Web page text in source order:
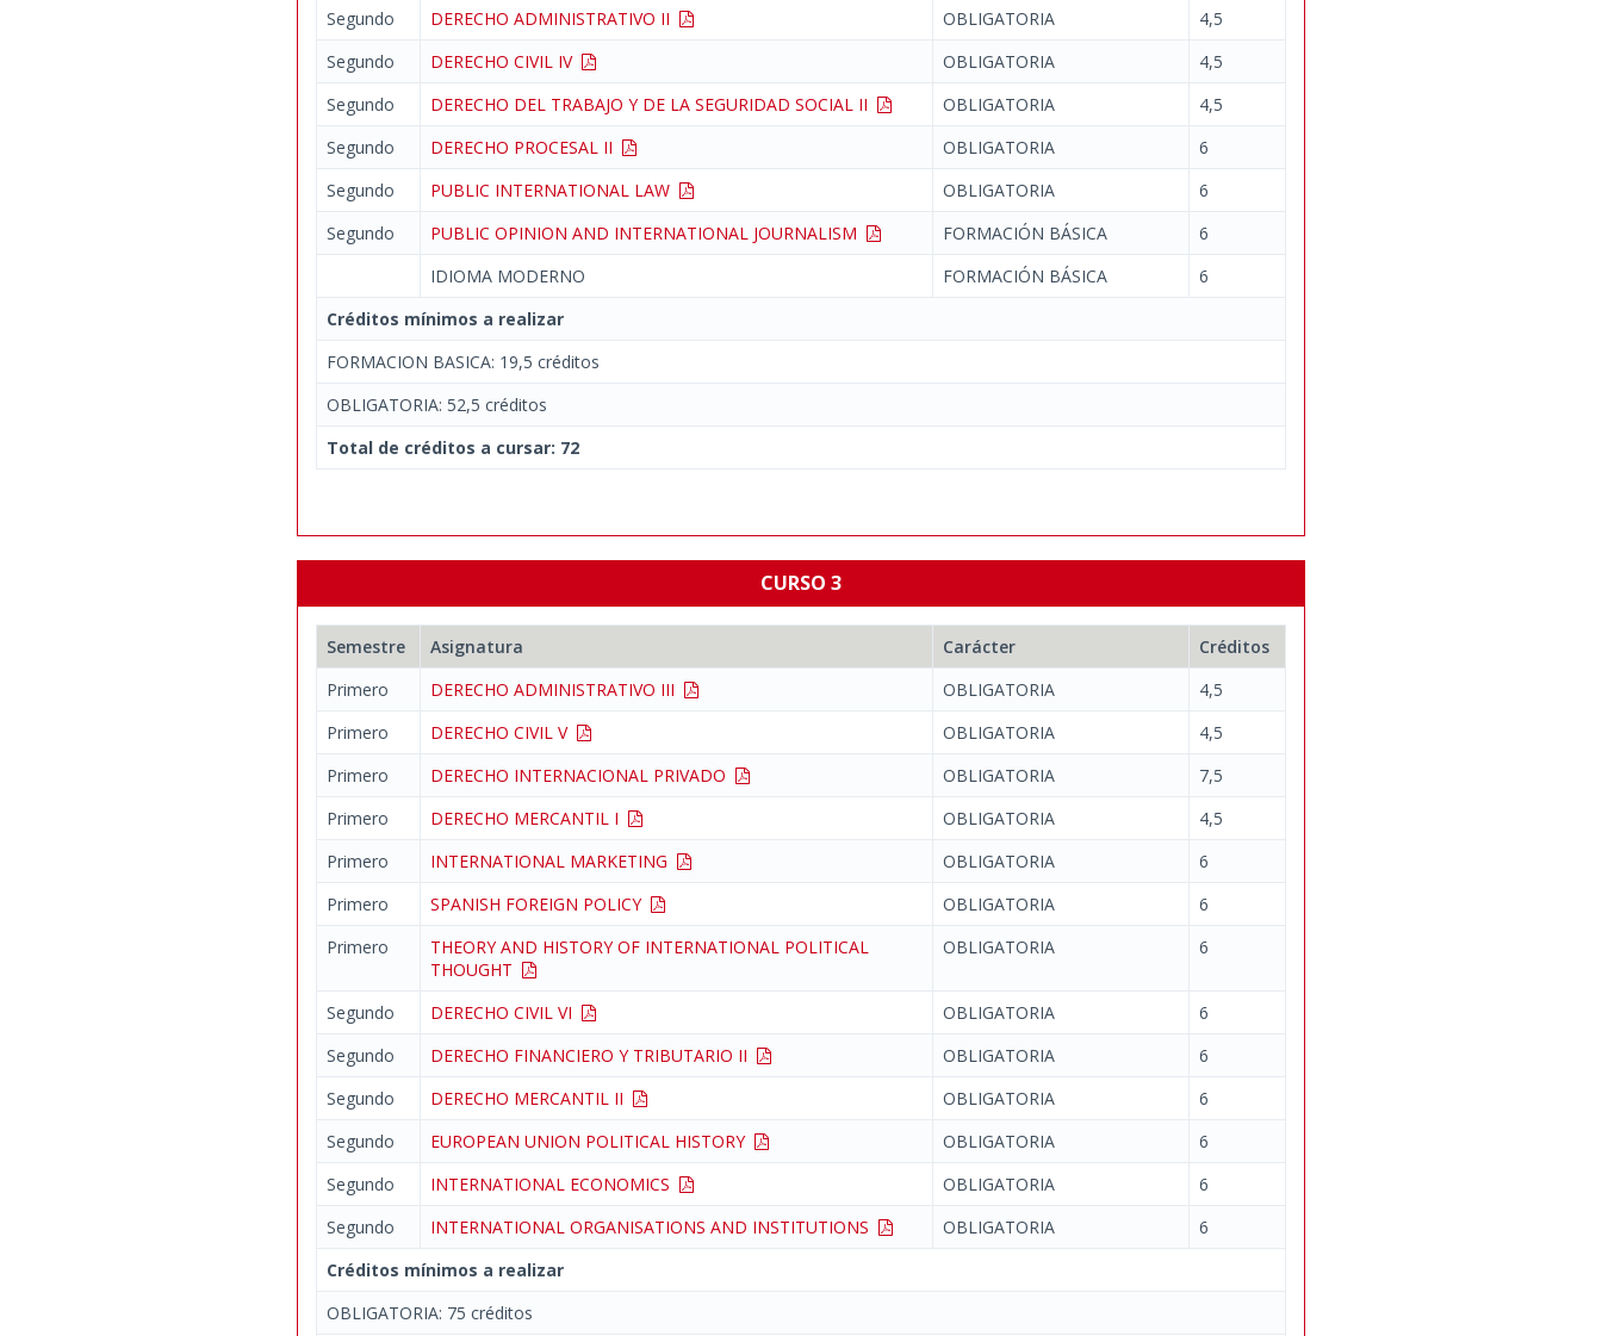
Segundo DERECHO ADMINISTRATIVO II OBLIGATORIA
4,5
Segundo
DERECHO CIVIL IV OBLIGATORIA
4,5
Segundo
DERECHO DEL TRABAJO Y DE LA SEGURIDAD SOCIAL II OBLIGATORIA
4,5
Segundo
DERECHO PROCESAL II OBLIGATORIA
6
Segundo
PUBLIC INTERNATIONAL LAW OBLIGATORIA
6
Segundo
PUBLIC OPINION AND INTERNATIONAL JOURNALISM FORMACIÓN BÁSICA
6
IDIOMA MODERNO
FORMACIÓN BÁSICA
6
Créditos mínimos a realizar
FORMACION BASICA: 19,5 créditos
OBLIGATORIA: 52,5 créditos
Total de créditos a cursar: 72
CURSO 3
Semestre Asignatura Carácter
Créditos
Primero
DERECHO ADMINISTRATIVO III OBLIGATORIA
4,5
Primero
DERECHO CIVIL V OBLIGATORIA
4,5
Primero
DERECHO INTERNACIONAL PRIVADO OBLIGATORIA
7,5
Primero
DERECHO MERCANTIL I OBLIGATORIA
4,5
Primero
INTERNATIONAL MARKETING OBLIGATORIA
6
Primero
SPANISH FOREIGN POLICY OBLIGATORIA
6
Primero
THEORY AND HISTORY OF INTERNATIONAL POLITICAL
THOUGHT
OBLIGATORIA 6
Segundo DERECHO CIVIL VI OBLIGATORIA
6
Segundo
DERECHO FINANCIERO Y TRIBUTARIO II OBLIGATORIA
6
Segundo
DERECHO MERCANTIL II OBLIGATORIA
6
Segundo
EUROPEAN UNION POLITICAL HISTORY OBLIGATORIA
6
Segundo
INTERNATIONAL ECONOMICS OBLIGATORIA
6
Segundo
INTERNATIONAL ORGANISATIONS AND INSTITUTIONS OBLIGATORIA
6
Créditos mínimos a realizar
OBLIGATORIA: 75 créditos